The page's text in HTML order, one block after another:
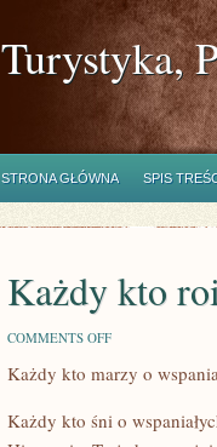
Turystyka,
STRONA GŁÓWNA SPIS
Każdy kto
COMMENTS OFFON
KTO
ROI
BAJECZNYCH
Każdy kto marzy o
Każdy kto śni o